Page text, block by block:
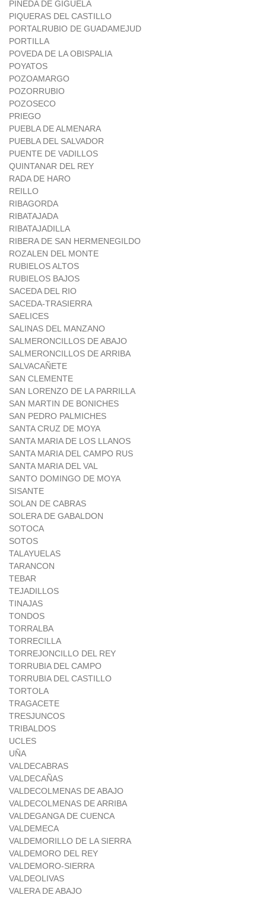
PINEDA DE GIGÜELA
PIQUERAS DEL CASTILLO
PORTALRUBIO DE GUADAMEJUD
PORTILLA
POVEDA DE LA OBISPALIA
POYATOS
POZOAMARGO
POZORRUBIO
POZOSECO
PRIEGO
PUEBLA DE ALMENARA
PUEBLA DEL SALVADOR
PUENTE DE VADILLOS
QUINTANAR DEL REY
RADA DE HARO
REILLO
RIBAGORDA
RIBATAJADA
RIBATAJADILLA
RIBERA DE SAN HERMENEGILDO
ROZALEN DEL MONTE
RUBIELOS ALTOS
RUBIELOS BAJOS
SACEDA DEL RIO
SACEDA-TRASIERRA
SAELICES
SALINAS DEL MANZANO
SALMERONCILLOS DE ABAJO
SALMERONCILLOS DE ARRIBA
SALVACAÑETE
SAN CLEMENTE
SAN LORENZO DE LA PARRILLA
SAN MARTIN DE BONICHES
SAN PEDRO PALMICHES
SANTA CRUZ DE MOYA
SANTA MARIA DE LOS LLANOS
SANTA MARIA DEL CAMPO RUS
SANTA MARIA DEL VAL
SANTO DOMINGO DE MOYA
SISANTE
SOLAN DE CABRAS
SOLERA DE GABALDON
SOTOCA
SOTOS
TALAYUELAS
TARANCON
TEBAR
TEJADILLOS
TINAJAS
TONDOS
TORRALBA
TORRECILLA
TORREJONCILLO DEL REY
TORRUBIA DEL CAMPO
TORRUBIA DEL CASTILLO
TORTOLA
TRAGACETE
TRESJUNCOS
TRIBALDOS
UCLES
UÑA
VALDECABRAS
VALDECAÑAS
VALDECOLMENAS DE ABAJO
VALDECOLMENAS DE ARRIBA
VALDEGANGA DE CUENCA
VALDEMECA
VALDEMORILLO DE LA SIERRA
VALDEMORO DEL REY
VALDEMORO-SIERRA
VALDEOLIVAS
VALERA DE ABAJO